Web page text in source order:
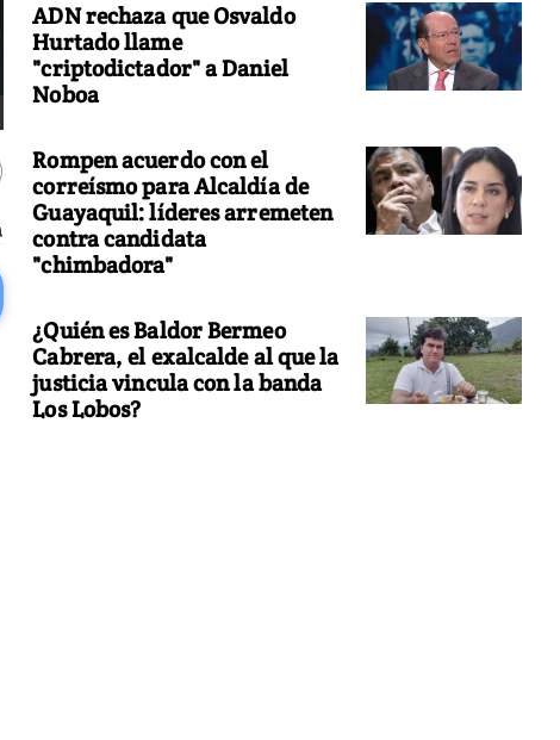
ADN rechaza que Osvaldo
Hurtado llame
"criptodictador" a Daniel
Noboa
Rompen acuerdo con el
correísmo para Alcaldía de
Guayaquil: líderes arremeten
contra candidata
"chimbadora"
¿Quién es Baldor Bermeo
Cabrera, el exalcalde al que la
justicia vincula con la banda
Los Lobos?